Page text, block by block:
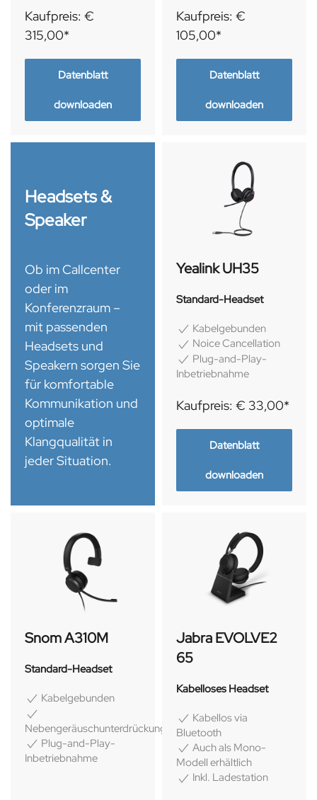
Kaufpreis: €
315,00*
Datenblatt
downloaden
Kaufpreis: €
105,00*
Datenblatt
downloaden
Headsets &
Speaker
Ob im Callcenter
oder im
Konferenzraum –
mit passenden
Headsets und
Speakern sorgen Sie
für komfortable
Kommunikation und
optimale
Klangqualität in
jeder Situation.
Yealink UH35
Standard-Headset
Kabelgebunden
Noice Cancellation
Plug-and-Play-
Inbetriebnahme
Kaufpreis: € 33,00*
Datenblatt
downloaden
Snom A310M
Standard-Headset
Kabelgebunden
Nebengeräuschunterdrückung
Plug-and-Play-
Inbetriebnahme
Jabra EVOLVE2
65
Kabelloses Headset
Kabellos via
Bluetooth
Auch als Mono-
Modell erhältlich
Inkl. Ladestation